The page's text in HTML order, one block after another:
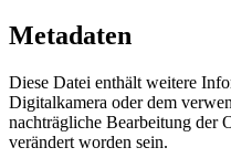
Metadaten
Diese Datei enthält weitere
Digitalkamera oder dem
nachträgliche Bearbeitung der
verändert worden sein.